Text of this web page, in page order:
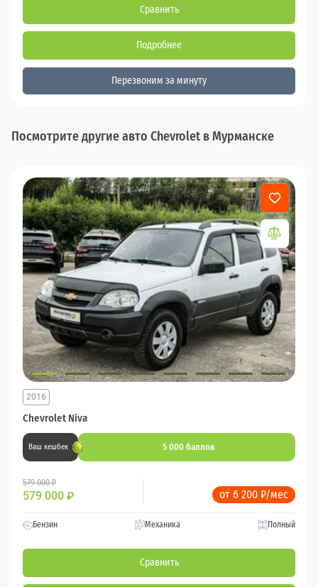
Сравнить
Подробнее
Перезвоним за минуту
Посмотрите другие авто Chevrolet в Мурманске
Chevrolet Niva
2016
Ваш кешбек 5 000 баллов
579 000 ₽
579 000 ₽ от 6 200 ₽/мес
Бензин Механика Полный
Сравнить